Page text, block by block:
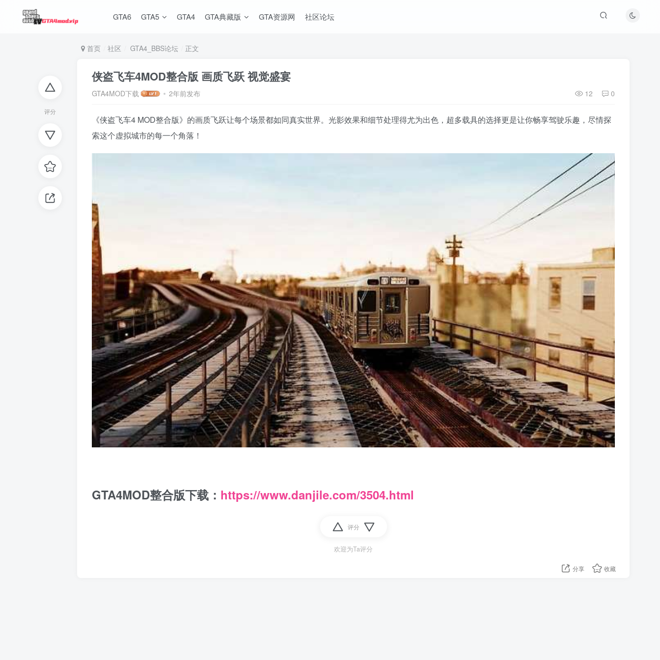
GTA6 GTA5 GTA4 GTA典藏版 GTA资源网 社区论坛
评分
首页 社区 GTA4_BBS论坛 正文
侠盗飞车4MOD整合版 画质飞跃 视觉盛宴
GTA4MOD下载 2年前发布 12 0
《侠盗飞车4 MOD整合版》的画质飞跃让每个场景都如同真实世界。光影效果和细节处理得尤为出色，超多载具的选择更是让你畅享驾驶乐趣，尽情探
索这个虚拟城市的每一个角落！
GTA4MOD整合版下载： https://www.danjile.com/3504.html
评分
欢迎为Ta评分
分享 收藏